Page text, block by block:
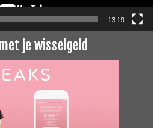
13:19
je wisselgeld